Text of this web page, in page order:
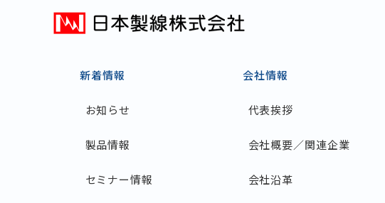
新着情報
お知らせ
製品情報
セミナー情報
会社情報
代表挨拶
会社概要／関連企業
会社沿革